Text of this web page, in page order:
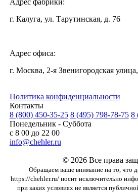
г. Калуга, ул. Тарутинская, д. 76
Адрес офиса:
г. Москва, 2-я Звенигородская
Политика конфиденциальности
Контакты
8 (800) 450-35-25 8 (495) 798-78-75 8
Понедельник - Суббота
с 8 00 до 22 00
info@chehler.ru
© 2026 Все права
Обращаем ваше внимание на то, что
https://chehler.ru/ носит исключительно
при каких условиях не является